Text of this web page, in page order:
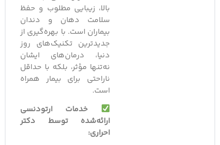
بالا، زیبایی مطلوب و حفظ
سلامت دهان و دندان
بیماران است. با بهره‌گیری از
جدیدترین تکنیک‌های روز
دنیا، درمان‌های ایشان
نه‌تنها مؤثر، بلکه با حداقل
ناراحتی برای بیمار همراه
است.
خدمات ارتودنسی
ارائه‌شده توسط دکتر
احراری: